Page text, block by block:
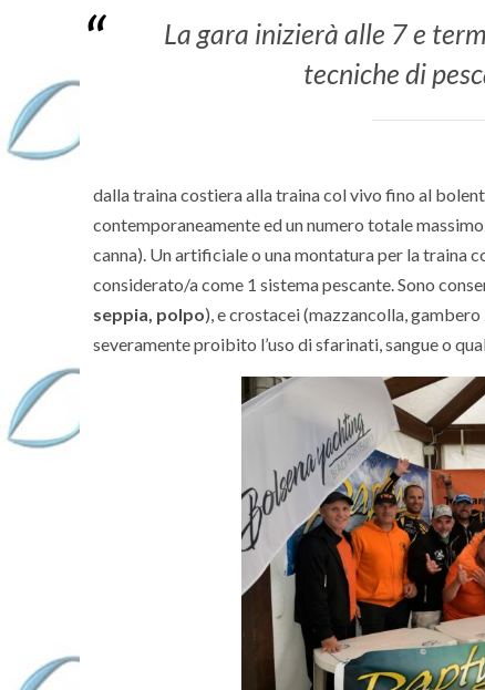
La gara inizierà alle 7 e
tecniche di
dalla traina costiera alla traina col vivo fino al
contemporaneamente ed un numero totale
canna). Un artificiale o una montatura per la traina
considerato/a come 1 sistema pescante. Sono
seppia, polpo), e crostacei (mazzancolla,
severamente proibito l’uso di sfarinati, sangue o